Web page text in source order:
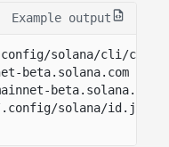
Example output
solana/cli/
beta.solana.com
beta.solana.com/
solana/id.json